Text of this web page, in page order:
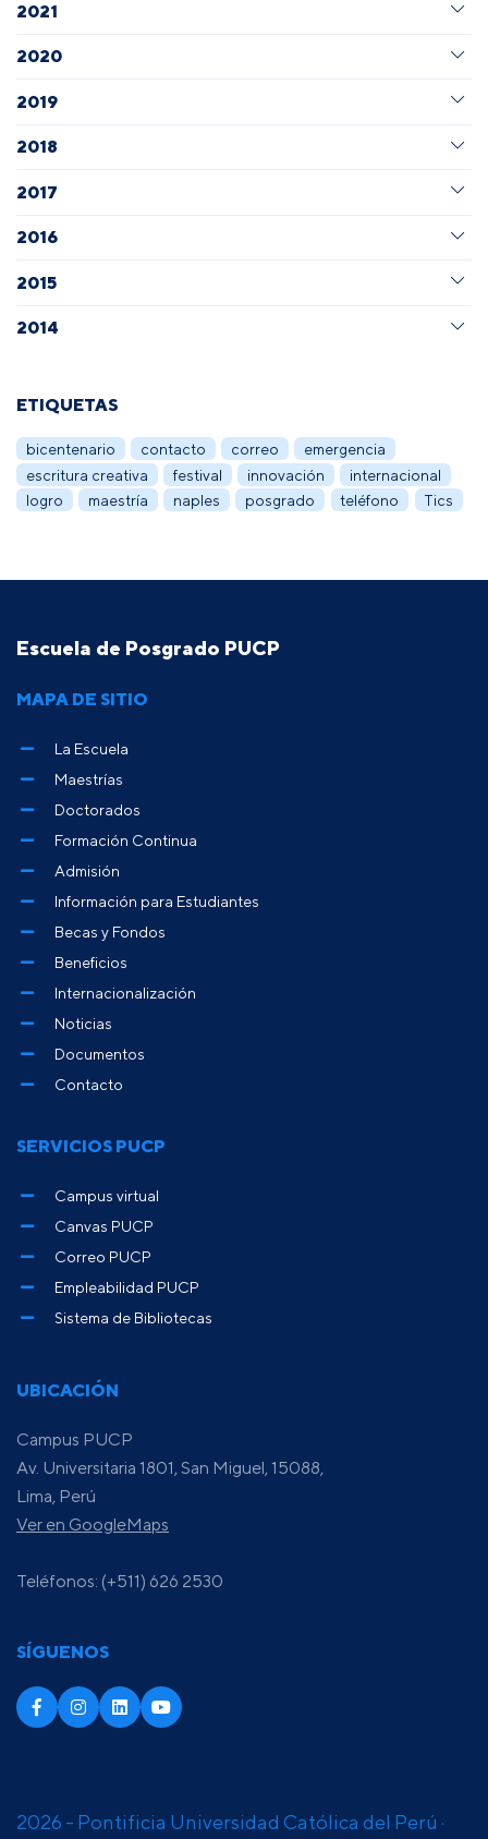
2021
2020
2019
2018
2017
2016
2015
2014
ETIQUETAS
bicentenario contacto correo
emergencia
escritura creativa
festival innovación
internacional
logro
maestría naples posgrado teléfono Tics
Escuela de Posgrado PUCP
UBICACIÓN
Campus PUCP
Av. Universitaria 1801, San Miguel, 15088,
Lima, Perú
Ver en GoogleMaps
Teléfonos: (+511) 626 2530
SÍGUENOS
MAPA DE SITIO
La Escuela
Maestrías
Doctorados
Formación Continua
Admisión
Información para Estudiantes
Becas y Fondos
Beneficios
Internacionalización
Noticias
Documentos
Contacto
SERVICIOS PUCP
Campus virtual
Canvas PUCP
Correo PUCP
Empleabilidad PUCP
Sistema de Bibliotecas
2026 - Pontificia Universidad Católica del Perú ·